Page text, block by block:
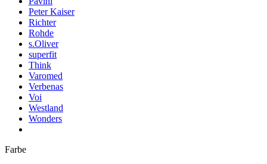
Peter Kaiser
Richter
Rohde
s.Oliver
superfit
Think
Varomed
Verbenas
Voi
Westland
Wonders
Farbe